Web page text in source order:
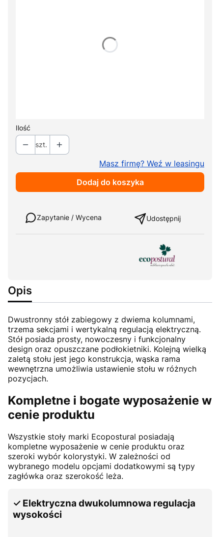
Ilość
szt.
Masz firmę? Weź w leasingu
Dodaj do koszyka
Zapytanie / Wycena Udostępnij
Opis
Dwustronny stół zabiegowy z dwiema kolumnami,
trzema sekcjami i wertykalną regulacją elektryczną.
Stół posiada prosty, nowoczesny i funkcjonalny
design oraz opuszczane podłokietniki. Kolejną wielką
zaletą stołu jest jego konstrukcja, wąska rama
wewnętrzna umożliwia ustawienie stołu w różnych
pozycjach.
Kompletne i bogate wyposażenie w
cenie produktu
Wszystkie stoły marki Ecopostural posiadają
kompletne wyposażenie w cenie produktu oraz
szeroki wybór kolorystyki. W zależności od
wybranego modelu opcjami dodatkowymi są typy
zagłówka oraz szerokość leża.
✓ Elektryczna dwukolumnowa regulacja
wysokości